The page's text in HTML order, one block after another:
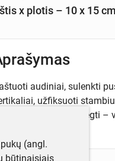
x plotis – 10 x 15 cm
audiniai, sulenkti
užfiksuoti
užlenkti ir prisegti –
(angl.
būtinaisiais